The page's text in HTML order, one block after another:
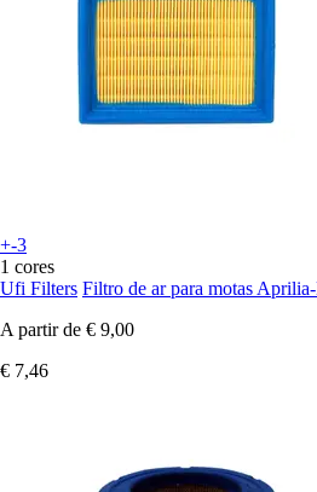
+-3
1 cores
Ufi Filters Filtro de ar para motas
A partir de € 9,00
€ 7,46